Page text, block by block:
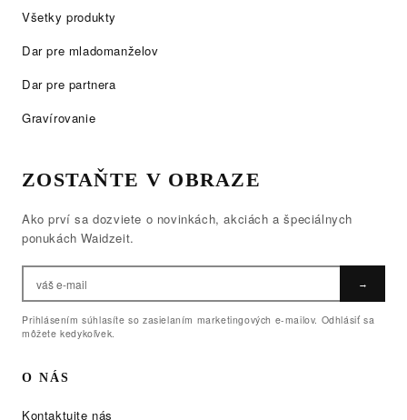
Všetky produkty
Dar pre mladomanželov
Dar pre partnera
Gravírovanie
ZOSTAŇTE V OBRAZE
Ako prví sa dozviete o novinkách, akciách a špeciálnych
ponukách Waidzeit.
→
Prihlásením súhlasíte so zasielaním marketingových e-mailov. Odhlásiť sa
môžete kedykoľvek.
O NÁS
Kontaktujte nás